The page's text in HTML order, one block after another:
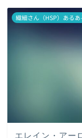
繊細さん（HSP）あるあ
エレイン・アー